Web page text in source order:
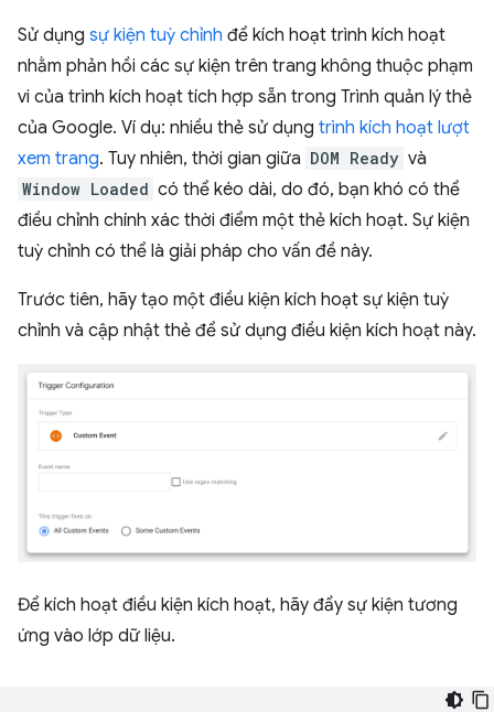
Sử dụng sự kiện tuỳ chỉnh để kích hoạt trình kích hoạt
nhằm phản hồi các sự kiện trên trang không thuộc phạm
vi của trình kích hoạt tích hợp sẵn trong Trình quản lý thẻ
của Google. Ví dụ: nhiều thẻ sử dụng trình kích hoạt lượt
xem trang. Tuy nhiên, thời gian giữa DOM Ready và
Window Loaded có thể kéo dài, do đó, bạn khó có thể
điều chỉnh chính xác thời điểm một thẻ kích hoạt. Sự kiện
tuỳ chỉnh có thể là giải pháp cho vấn đề này.
Trước tiên, hãy tạo một điều kiện kích hoạt sự kiện tuỳ
chỉnh và cập nhật thẻ để sử dụng điều kiện kích hoạt này.
Để kích hoạt điều kiện kích hoạt, hãy đẩy sự kiện tương
ứng vào lớp dữ liệu.